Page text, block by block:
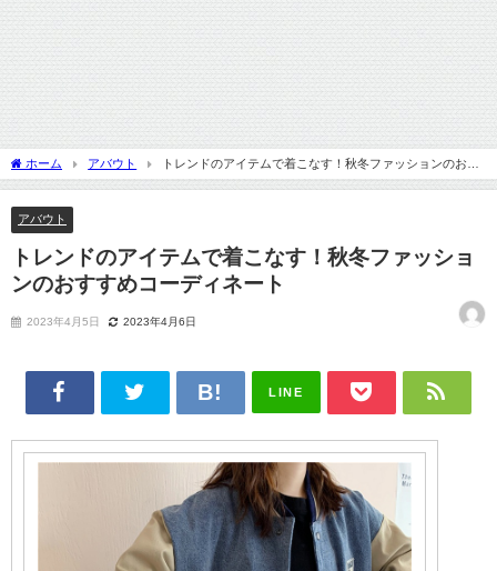
ホーム アバウト
トレンドのアイテムで着こなす！秋冬ファッションのおす
すめコーディネート
アバウト
トレンドのアイテムで着こなす！秋冬ファッショ
ンのおすすめコーディネート
2023年4月5日 2023年4月6日
LINE